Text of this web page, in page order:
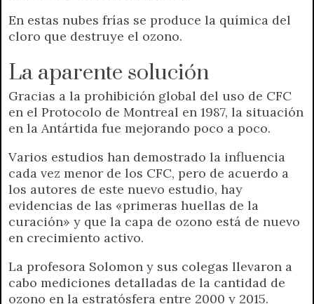
En estas nubes frías se produce la química del
cloro que destruye el ozono.
La aparente solución
Gracias a la prohibición global del uso de CFC
en el Protocolo de Montreal en 1987, la situación
en la Antártida fue mejorando poco a poco.
Varios estudios han demostrado la influencia
cada vez menor de los CFC, pero de acuerdo a
los autores de este nuevo estudio, hay
evidencias de las «primeras huellas de la
curación» y que la capa de ozono está de nuevo
en crecimiento activo.
La profesora Solomon y sus colegas llevaron a
cabo mediciones detalladas de la cantidad de
ozono en la estratósfera entre 2000 y 2015.